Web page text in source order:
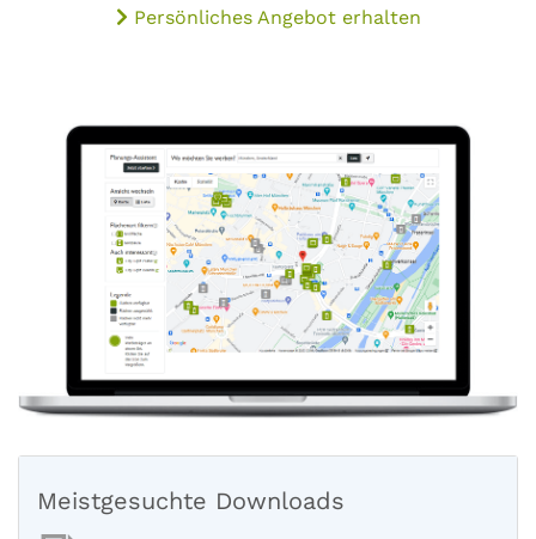
Persönliches Angebot erhalten
Meistgesuchte Downloads